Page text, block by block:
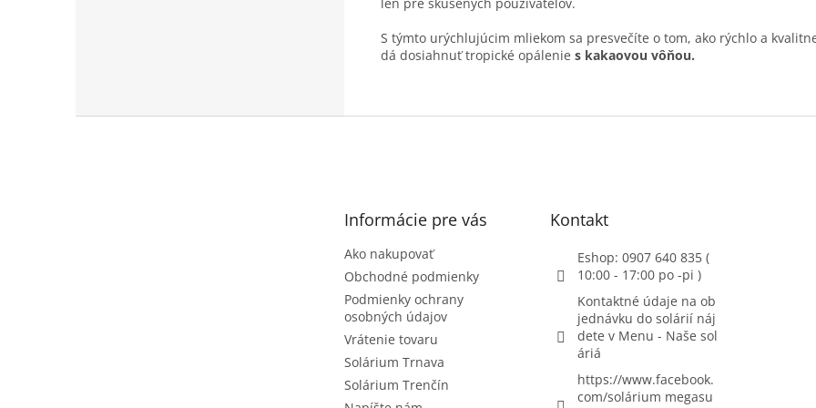
S týmto urýchlujúcim mliekom sa presvečíte o tom, ako rýchlo a
dá dosiahnuť tropické opálenie s kakaovou vôňou.
Informácie pre vás
Ako nakupovať
Obchodné podmienky
Podmienky ochrany
osobných údajov
Vrátenie tovaru
Solárium Trnava
Solárium Trenčín
Kontakt
Eshop: 0907 640 835 (
10:00 - 17:00 po -pi )
Kontaktné údaje na ob
jednávku do solárií náj
dete v Menu - Naše sol
áriá
https://www.facebook.
com/solárium megasu